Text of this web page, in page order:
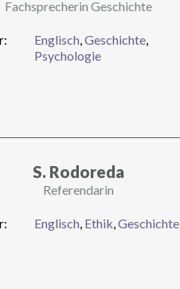
Fachsprecherin Geschichte
Englisch,Geschichte,
Psychologie
S. Rodoreda
Referendarin
Englisch, Ethik,Geschichte